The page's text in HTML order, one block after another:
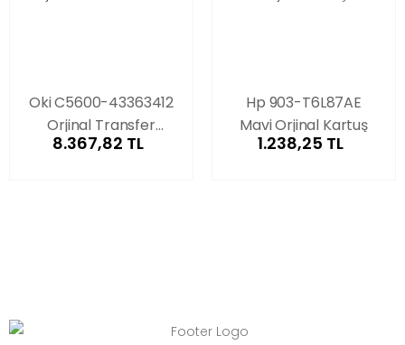
Oki C5600-43363412
Orjinal Transfer
Ünitesi
8.367,82 TL
Hp 903-T6L87AE
Mavi Orjinal Kartuş
1.238,25 TL